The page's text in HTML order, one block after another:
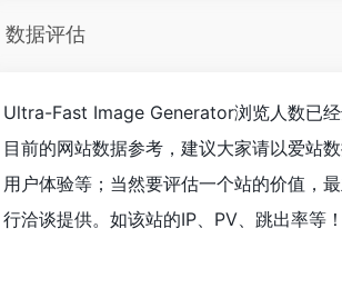
数据评估
Ultra-Fast Image Generator浏览人数已
目前的网站数据参考，建议大家请以爱站
用户体验等；当然要评估一个站的价值，
行洽谈提供。如该站的IP、PV、跳出率等！